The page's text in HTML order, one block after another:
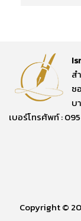
ส
ซ
บ
เบอร์โทรศัพท์ :
Copyright ©